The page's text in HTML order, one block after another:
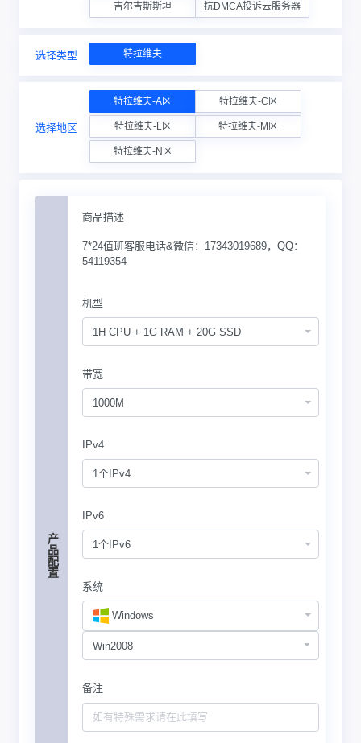
吉尔吉斯斯坦 抗DMCA投诉云服务器
选择类型 特拉维夫
选择地区
特拉维夫-A区 特拉维夫-C区
特拉维夫-L区 特拉维夫-M区
特拉维夫-N区
产品配置
商品描述
7*24值班客服电话&微信：17343019689，QQ：
54119354
机型
1H CPU + 1G RAM + 20G SSD
带宽
1000M
IPv4
1个IPv4
IPv6
1个IPv6
系统
Windows
备注